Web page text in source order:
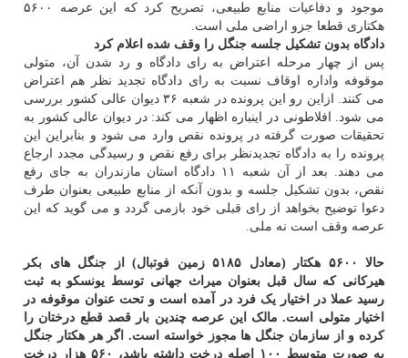
موجود و دفاعیات منابع طبیعی، تصریح کرد که این عرصه ۵۶۰۰
هکتاری قطعا جزو اراضی ملی است.
دادگاه بدون تشکیل جلسه جنگل را وقف شده اعلام کرد
پس از چهار مرحله اعتراض به رای دادگاه و رد شدن آن، متولی
موقوفه واداره اوقاف نسبت به رای دادگاه تجدید نظر هم اعتراض
می کنند. ازاین رو این پرونده در شعبه ۳۶ دیوان عالی کشور بررسی
می شود. افلاطونی در اینباره اظهار می کند: در دیوان عالی کشور به
تحقیقات صورت گرفته در پرونده نقص وارد می شود و بنابراین این
پرونده را به دادگاه تجدیدنظر برای رفع نقص و رسیدگی مجدد ارجاع
می دهند. بعد از آن شعبه ۱۱ دادگاه استان مازندران به جای رفع
نقص، بدون تشکیل جلسه و بدون آنکه از منابع طبیعی بعنوان طرف
دعوا توضیح بخواهد از رای قبلی خود بازمی گردد و می گوید که این
عرصه وقف است نه ملی.
حالا ۵۶۰۰ هکتار (معادل ۵۱۸۵ زمین فوتبال) از جنگل های بکر
هیرکانی که سال قبل بعنوان میراث جهانی توسط یونسکو به ثبت
رسید عملا در اختیار یک فرد در آمده است و تحت عنوان موقوفه در
اختیار متولی است. مالک این عرصه چندین بار قصد قطع درختان را
کرده و از سازمان جنگل ها مجوز خواسته است. اگر هر هکتار جنگل
به صورت متوسط ۱۰۰ اصله درخت داشته باشد، ۵۶۰ هزار درخت